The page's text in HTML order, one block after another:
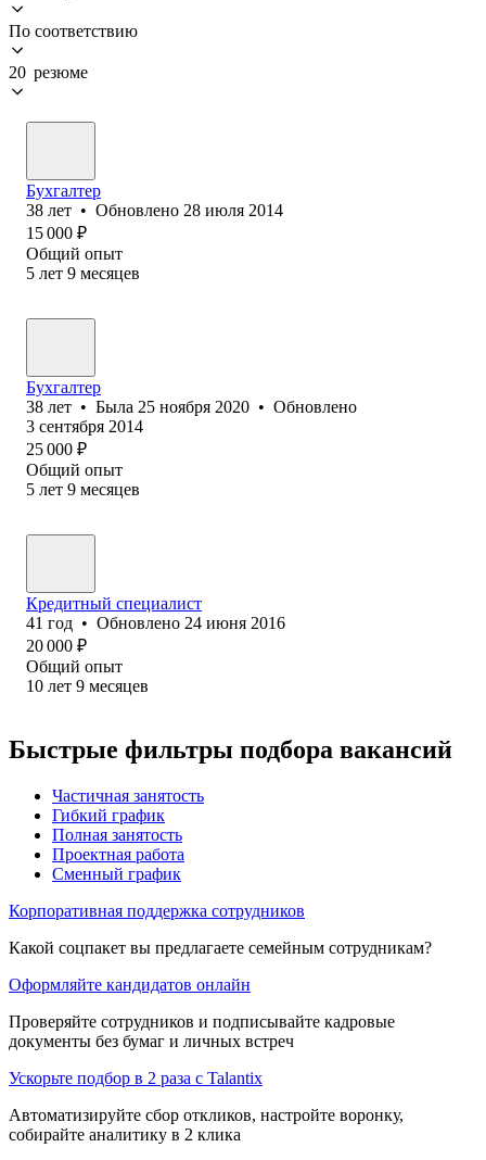
По соответствию
20 резюме
Бухгалтер
38 лет • Обновлено 28 июля 2014
15 000 ₽
Общий опыт
5 лет 9 месяцев
Бухгалтер
38 лет • Была 25 ноября 2020 • Обновлено
3 сентября 2014
25 000 ₽
Общий опыт
5 лет 9 месяцев
Кредитный специалист
41 год • Обновлено 24 июня 2016
20 000 ₽
Общий опыт
10 лет 9 месяцев
Быстрые фильтры подбора вакансий
Частичная занятость
Гибкий график
Полная занятость
Проектная работа
Сменный график
Корпоративная поддержка сотрудников
Какой соцпакет вы предлагаете семейным сотрудникам?
Оформляйте кандидатов онлайн
Проверяйте сотрудников и подписывайте кадровые
документы без бумаг и личных встреч
Ускорьте подбор в 2 раза с Talantix
Автоматизируйте сбор откликов, настройте воронку,
собирайте аналитику в 2 клика